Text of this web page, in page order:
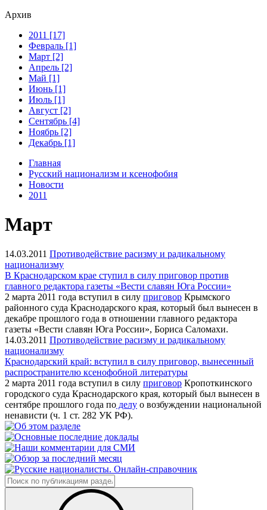
Архив
2011 [17]
Февраль [1]
Март [2]
Апрель [2]
Май [1]
Июнь [1]
Июль [1]
Август [2]
Сентябрь [4]
Ноябрь [2]
Декабрь [1]
Главная
Русский национализм и ксенофобия
Новости
2011
Март
14.03.2011 Противодействие расизму и радикальному
национализму
В Краснодарском крае ступил в силу приговор против
главного редактора газеты «Вести славян Юга России»
2 марта 2011 года вступил в силу приговор Крымского
районного суда Краснодарского края, который был вынесен в
декабре прошлого года в отношении главного редактора
газеты «Вести славян Юга России», Бориса Саломахи.
14.03.2011 Противодействие расизму и радикальному
национализму
Краснодарский край: вступил в силу приговор, вынесенный
распространителю ксенофобной литературы
2 марта 2011 года вступил в силу приговор Кропоткинского
городского суда Краснодарского края, который был вынесен в
сентябре прошлого года по делу о возбуждении национальной
ненависти (ч. 1 ст. 282 УК РФ).